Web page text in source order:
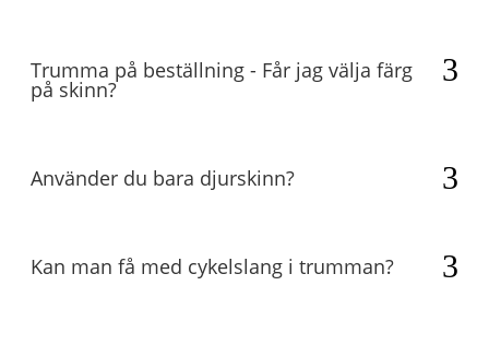
Trumma på beställning - Får jag välja färg
på skinn?
Använder du bara djurskinn?
Kan man få med cykelslang i trumman?